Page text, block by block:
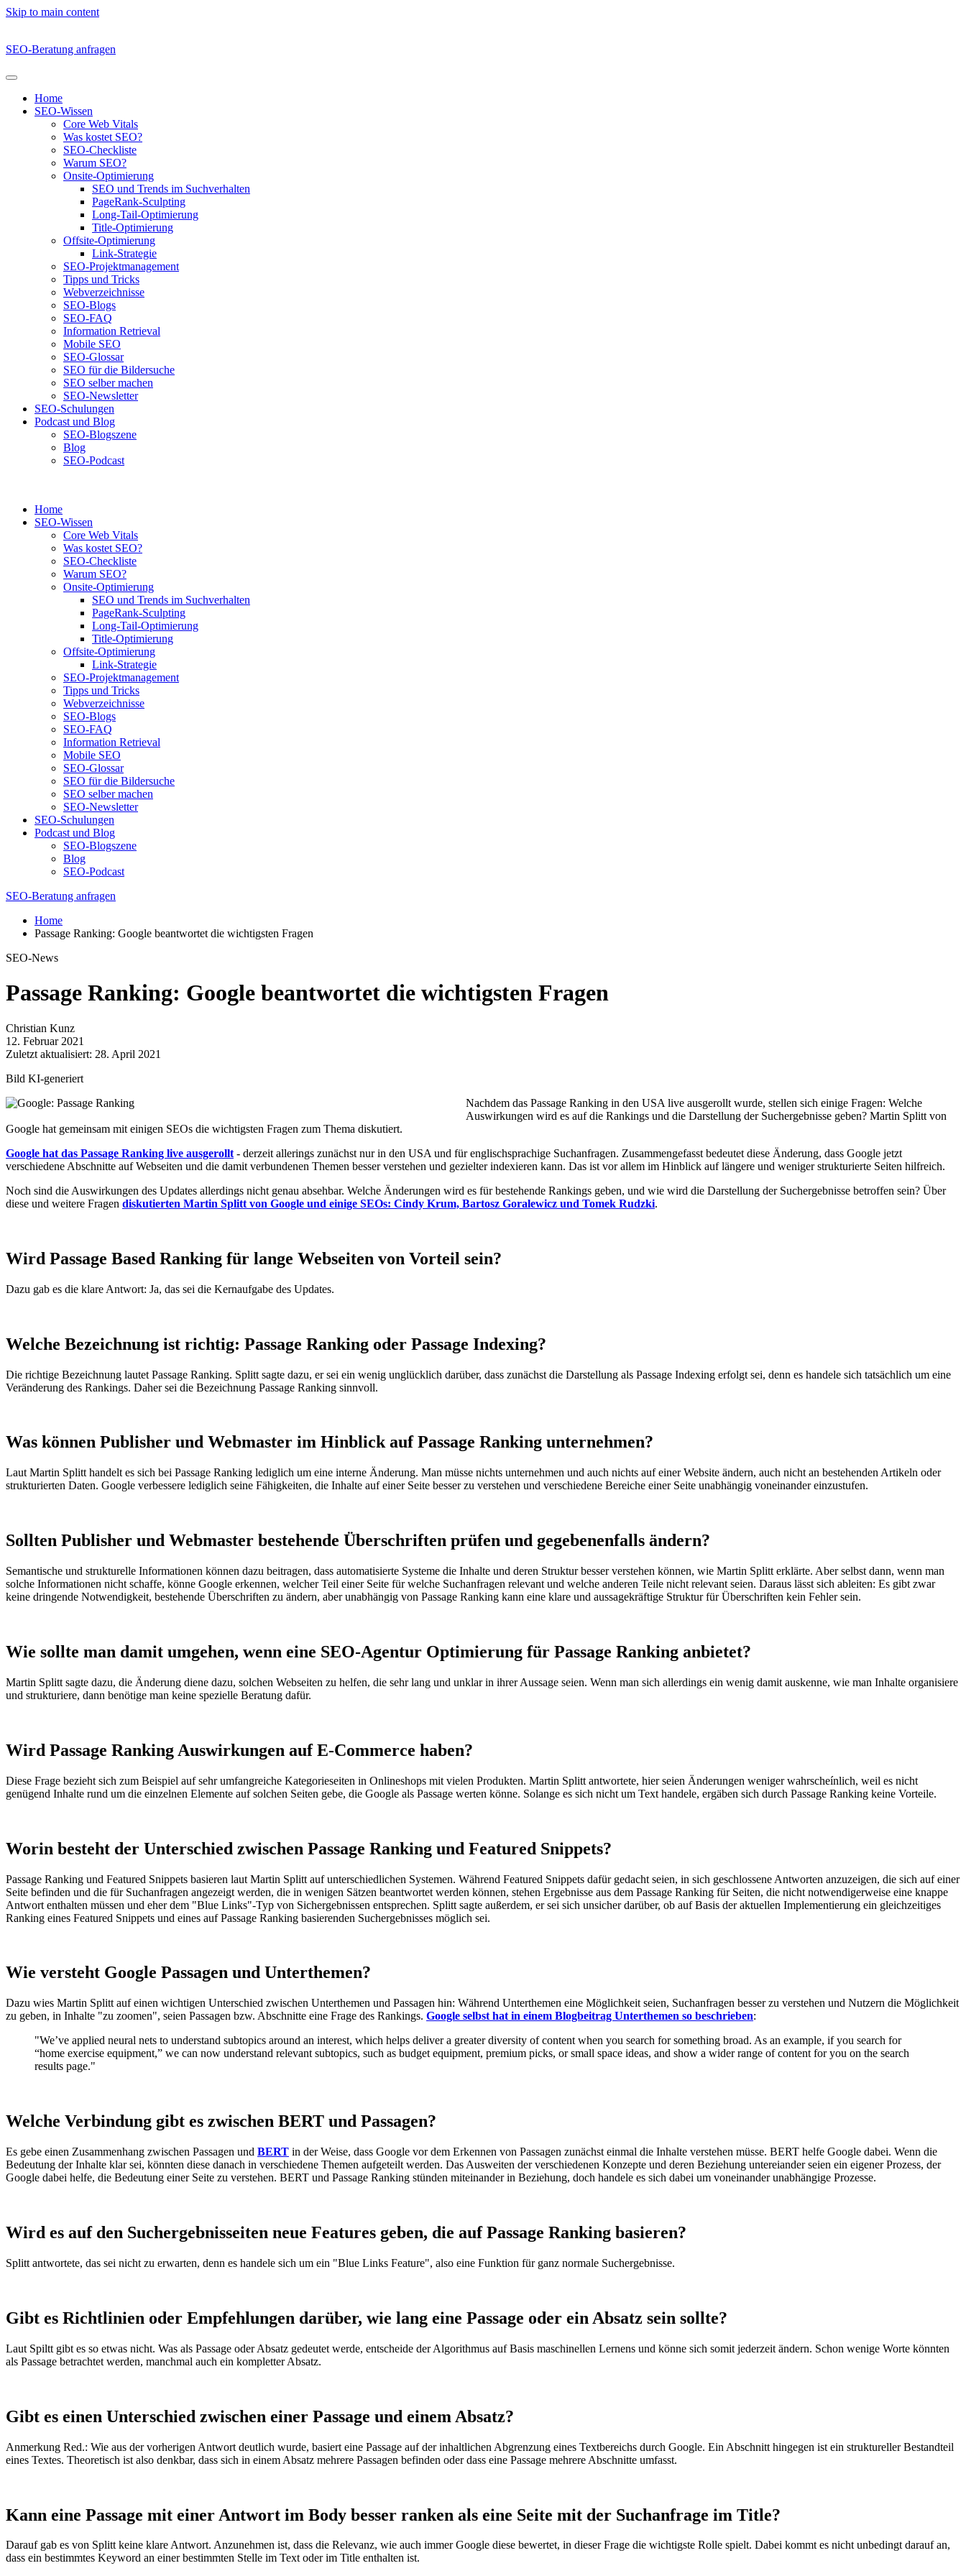
Skip to main content
SEO-Beratung anfragen
Home
SEO-Wissen
Core Web Vitals
Was kostet SEO?
SEO-Checkliste
Warum SEO?
Onsite-Optimierung
SEO und Trends im Suchverhalten
PageRank-Sculpting
Long-Tail-Optimierung
Title-Optimierung
Offsite-Optimierung
Link-Strategie
SEO-Projektmanagement
Tipps und Tricks
Webverzeichnisse
SEO-Blogs
SEO-FAQ
Information Retrieval
Mobile SEO
SEO-Glossar
SEO für die Bildersuche
SEO selber machen
SEO-Newsletter
SEO-Schulungen
Podcast und Blog
SEO-Blogszene
Blog
SEO-Podcast
Home
SEO-Wissen
Core Web Vitals
Was kostet SEO?
SEO-Checkliste
Warum SEO?
Onsite-Optimierung
SEO und Trends im Suchverhalten
PageRank-Sculpting
Long-Tail-Optimierung
Title-Optimierung
Offsite-Optimierung
Link-Strategie
SEO-Projektmanagement
Tipps und Tricks
Webverzeichnisse
SEO-Blogs
SEO-FAQ
Information Retrieval
Mobile SEO
SEO-Glossar
SEO für die Bildersuche
SEO selber machen
SEO-Newsletter
SEO-Schulungen
Podcast und Blog
SEO-Blogszene
Blog
SEO-Podcast
SEO-Beratung anfragen
Home
Passage Ranking: Google beantwortet die wichtigsten Fragen
SEO-News
Passage Ranking: Google beantwortet die wichtigsten Fragen
Christian Kunz
12. Februar 2021
Zuletzt aktualisiert: 28. April 2021
Bild KI-generiert
Nachdem das Passage Ranking in den USA live ausgerollt wurde, stellen sich einige Fragen: Welche
Auswirkungen wird es auf die Rankings und die Darstellung der Suchergebnisse geben? Martin Splitt von
Google hat gemeinsam mit einigen SEOs die wichtigsten Fragen zum Thema diskutiert.
Google hat das Passage Ranking live ausgerollt - derzeit allerings zunächst nur in den USA und für englischsprachige Suchanfragen. Zusammengefasst bedeutet diese Änderung, dass Google jetzt
verschiedene Abschnitte auf Webseiten und die damit verbundenen Themen besser verstehen und gezielter indexieren kann. Das ist vor allem im Hinblick auf längere und weniger strukturierte Seiten hilfreich.
Noch sind die Auswirkungen des Updates allerdings nicht genau absehbar. Welche Änderungen wird es für bestehende Rankings geben, und wie wird die Darstellung der Suchergebnisse betroffen sein? Über
diese und weitere Fragen diskutierten Martin Splitt von Google und einige SEOs: Cindy Krum, Bartosz Goralewicz und Tomek Rudzki.
Wird Passage Based Ranking für lange Webseiten von Vorteil sein?
Dazu gab es die klare Antwort: Ja, das sei die Kernaufgabe des Updates.
Welche Bezeichnung ist richtig: Passage Ranking oder Passage Indexing?
Die richtige Bezeichnung lautet Passage Ranking. Splitt sagte dazu, er sei ein wenig unglücklich darüber, dass zunächst die Darstellung als Passage Indexing erfolgt sei, denn es handele sich tatsächlich um eine
Veränderung des Rankings. Daher sei die Bezeichnung Passage Ranking sinnvoll.
Was können Publisher und Webmaster im Hinblick auf Passage Ranking unternehmen?
Laut Martin Splitt handelt es sich bei Passage Ranking lediglich um eine interne Änderung. Man müsse nichts unternehmen und auch nichts auf einer Website ändern, auch nicht an bestehenden Artikeln oder
strukturierten Daten. Google verbessere lediglich seine Fähigkeiten, die Inhalte auf einer Seite besser zu verstehen und verschiedene Bereiche einer Seite unabhängig voneinander einzustufen.
Sollten Publisher und Webmaster bestehende Überschriften prüfen und gegebenenfalls ändern?
Semantische und strukturelle Informationen können dazu beitragen, dass automatisierte Systeme die Inhalte und deren Struktur besser verstehen können, wie Martin Splitt erklärte. Aber selbst dann, wenn man
solche Informationen nicht schaffe, könne Google erkennen, welcher Teil einer Seite für welche Suchanfragen relevant und welche anderen Teile nicht relevant seien. Daraus lässt sich ableiten: Es gibt zwar
keine dringende Notwendigkeit, bestehende Überschriften zu ändern, aber unabhängig von Passage Ranking kann eine klare und aussagekräftige Struktur für Überschriften kein Fehler sein.
Wie sollte man damit umgehen, wenn eine SEO-Agentur Optimierung für Passage Ranking anbietet?
Martin Splitt sagte dazu, die Änderung diene dazu, solchen Webseiten zu helfen, die sehr lang und unklar in ihrer Aussage seien. Wenn man sich allerdings ein wenig damit auskenne, wie man Inhalte organisiere
und strukturiere, dann benötige man keine spezielle Beratung dafür.
Wird Passage Ranking Auswirkungen auf E-Commerce haben?
Diese Frage bezieht sich zum Beispiel auf sehr umfangreiche Kategorieseiten in Onlineshops mit vielen Produkten. Martin Splitt antwortete, hier seien Änderungen weniger wahrscheínlich, weil es nicht
genügend Inhalte rund um die einzelnen Elemente auf solchen Seiten gebe, die Google als Passage werten könne. Solange es sich nicht um Text handele, ergäben sich durch Passage Ranking keine Vorteile.
Worin besteht der Unterschied zwischen Passage Ranking und Featured Snippets?
Passage Ranking und Featured Snippets basieren laut Martin Splitt auf unterschiedlichen Systemen. Während Featured Snippets dafür gedacht seien, in sich geschlossene Antworten anzuzeigen, die sich auf einer
Seite befinden und die für Suchanfragen angezeigt werden, die in wenigen Sätzen beantwortet werden können, stehen Ergebnisse aus dem Passage Ranking für Seiten, die nicht notwendigerweise eine knappe
Antwort enthalten müssen und eher dem "Blue Links"-Typ von Sichergebnissen entsprechen. Splitt sagte außerdem, er sei sich unsicher darüber, ob auf Basis der aktuellen Implementierung ein gleichzeitiges
Ranking eines Featured Snippets und eines auf Passage Ranking basierenden Suchergebnisses möglich sei.
Wie versteht Google Passagen und Unterthemen?
Dazu wies Martin Splitt auf einen wichtigen Unterschied zwischen Unterthemen und Passagen hin: Während Unterthemen eine Möglichkeit seien, Suchanfragen besser zu verstehen und Nutzern die Möglichkeit
zu geben, in Inhalte "zu zoomen", seien Passagen bzw. Abschnitte eine Frage des Rankings. Google selbst hat in einem Blogbeitrag Unterthemen so beschrieben:
"We’ve applied neural nets to understand subtopics around an interest, which helps deliver a greater diversity of content when you search for something broad. As an example, if you search for
“home exercise equipment,” we can now understand relevant subtopics, such as budget equipment, premium picks, or small space ideas, and show a wider range of content for you on the search
results page."
Welche Verbindung gibt es zwischen BERT und Passagen?
Es gebe einen Zusammenhang zwischen Passagen und BERT in der Weise, dass Google vor dem Erkennen von Passagen zunächst einmal die Inhalte verstehen müsse. BERT helfe Google dabei. Wenn die
Bedeutung der Inhalte klar sei, könnten diese danach in verschiedene Themen aufgeteilt werden. Das Ausweiten der verschiedenen Konzepte und deren Beziehung untereiander seien ein eigener Prozess, der
Google dabei helfe, die Bedeutung einer Seite zu verstehen. BERT und Passage Ranking stünden miteinander in Beziehung, doch handele es sich dabei um voneinander unabhängige Prozesse.
Wird es auf den Suchergebnisseiten neue Features geben, die auf Passage Ranking basieren?
Splitt antwortete, das sei nicht zu erwarten, denn es handele sich um ein "Blue Links Feature", also eine Funktion für ganz normale Suchergebnisse.
Gibt es Richtlinien oder Empfehlungen darüber, wie lang eine Passage oder ein Absatz sein sollte?
Laut Spiltt gibt es so etwas nicht. Was als Passage oder Absatz gedeutet werde, entscheide der Algorithmus auf Basis maschinellen Lernens und könne sich somit jederzeit ändern. Schon wenige Worte könnten
als Passage betrachtet werden, manchmal auch ein kompletter Absatz.
Gibt es einen Unterschied zwischen einer Passage und einem Absatz?
Anmerkung Red.: Wie aus der vorherigen Antwort deutlich wurde, basiert eine Passage auf der inhaltlichen Abgrenzung eines Textbereichs durch Google. Ein Abschnitt hingegen ist ein struktureller Bestandteil
eines Textes. Theoretisch ist also denkbar, dass sich in einem Absatz mehrere Passagen befinden oder dass eine Passage mehrere Abschnitte umfasst.
Kann eine Passage mit einer Antwort im Body besser ranken als eine Seite mit der Suchanfrage im Title?
Darauf gab es von Splitt keine klare Antwort. Anzunehmen ist, dass die Relevanz, wie auch immer Google diese bewertet, in dieser Frage die wichtigste Rolle spielt. Dabei kommt es nicht unbedingt darauf an,
dass ein bestimmtes Keyword an einer bestimmten Stelle im Text oder im Title enthalten ist.